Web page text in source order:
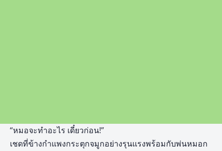
“หมอจะทำอะไร เดี๋ยวก่อน!”
เชดที่ข้างกำแพงกระตุกจมูกอย่างรุนแรงพร้อมกับพ่นหมอก